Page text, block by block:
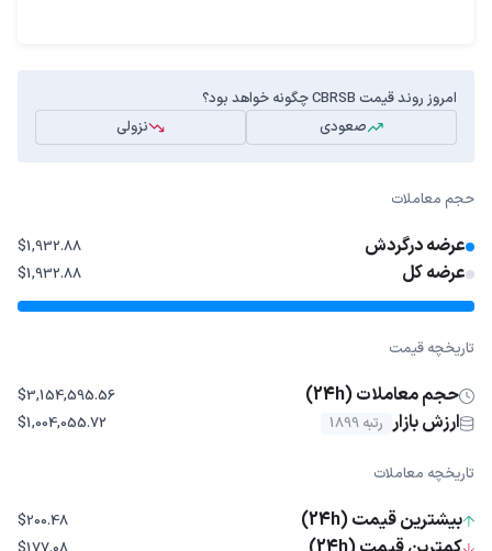
امروز روند قیمت CBRSB چگونه خواهد بود؟
صعودی
نزولی
حجم معاملات
عرضه درگردش $1,932.88
عرضه کل $1,932.88
تاریخچه قیمت
حجم معاملات (24h) $3,154,595.56
ارزش بازار رتبه 1899 $1,004,055.72
تاریخچه معاملات
بیشترین قیمت (24h) $200.48